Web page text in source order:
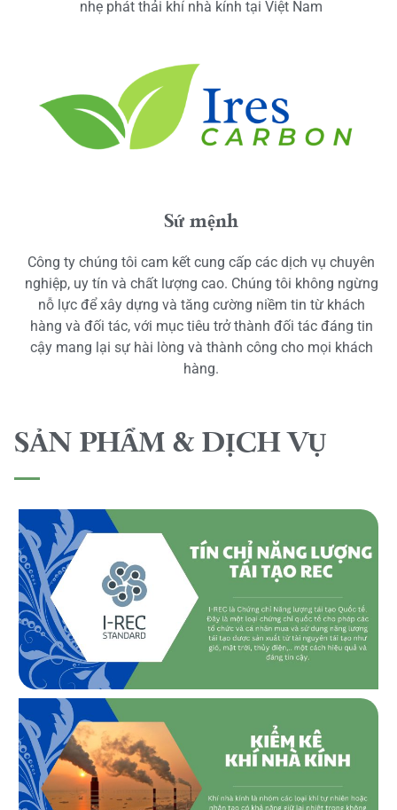
nhẹ phát thải khí nhà kính tại Việt Nam
Sứ mệnh
Công ty chúng tôi cam kết cung cấp các dịch vụ chuyên
nghiệp, uy tín và chất lượng cao. Chúng tôi không ngừng
nỗ lực để xây dựng và tăng cường niềm tin từ khách
hàng và đối tác, với mục tiêu trở thành đối tác đáng tin
cậy mang lại sự hài lòng và thành công cho mọi khách
hàng.
SẢN PHẨM & DỊCH VỤ